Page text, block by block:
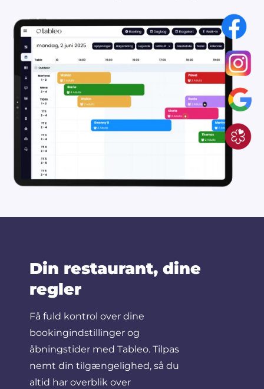
Din restaurant, dine
regler
Få fuld kontrol over dine
bookingindstillinger og
åbningstider med Tableo. Tilpas
nemt din tilgængelighed, så du
altid har overblik over